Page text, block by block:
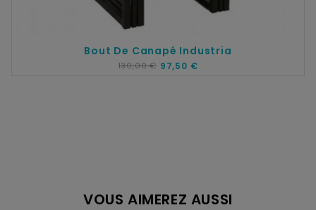
Bout De Canapé Industria
130,00 € 97,50 €
VOUS AIMEREZ AUSSI